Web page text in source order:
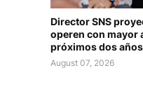
Director SNS
operen con mayor
próximos dos años
August 07, 2026